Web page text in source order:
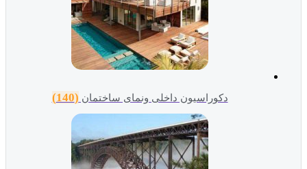
دکوراسیون داخلی ونمای ساختمان (140)